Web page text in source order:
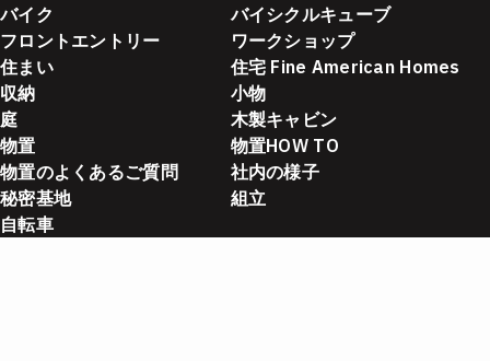
バイク
バイシクルキューブ
フロントエントリー
ワークショップ
住まい
住宅 Fine American Homes
収納
小物
庭
木製キャビン
物置
物置HOW TO
物置のよくあるご質問
社内の様子
秘密基地
組立
自転車